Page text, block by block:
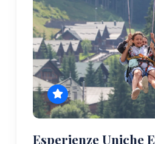
Esperienze Uniche E